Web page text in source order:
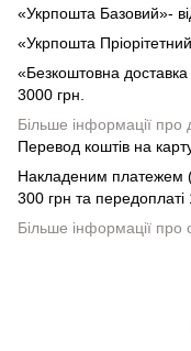
«Укрпошта Базовий»-
«Укрпошта
«Безкоштовна
3000 грн.
Більше інформації про
Перевод коштів на
Накладеним платежем
300 грн та передоплаті
Більше інформації про